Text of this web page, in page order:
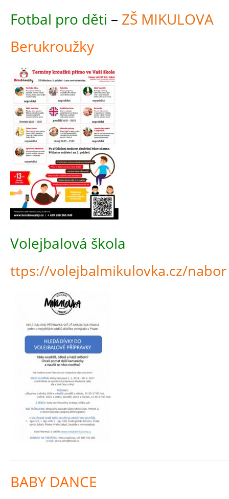
Fotbal pro děti – ZŠ MIKULOVA
Berukroužky
Volejbalová škola
ttps://volejbalmikulovka.cz/nabor
BABY DANCE